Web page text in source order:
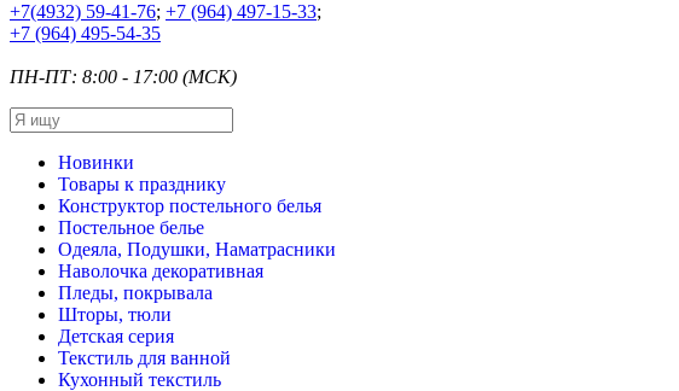
+7(4932) 59-41-76; +7 (964) 497-15-33;
+7 (964) 495-54-35
ПН-ПТ: 8:00 - 17:00 (МСК)
Новинки
Товары к празднику
Конструктор постельного белья
Постельное белье
Одеяла, Подушки, Наматрасники
Наволочка декоративная
Пледы, покрывала
Шторы, тюли
Детская серия
Текстиль для ванной
Кухонный текстиль